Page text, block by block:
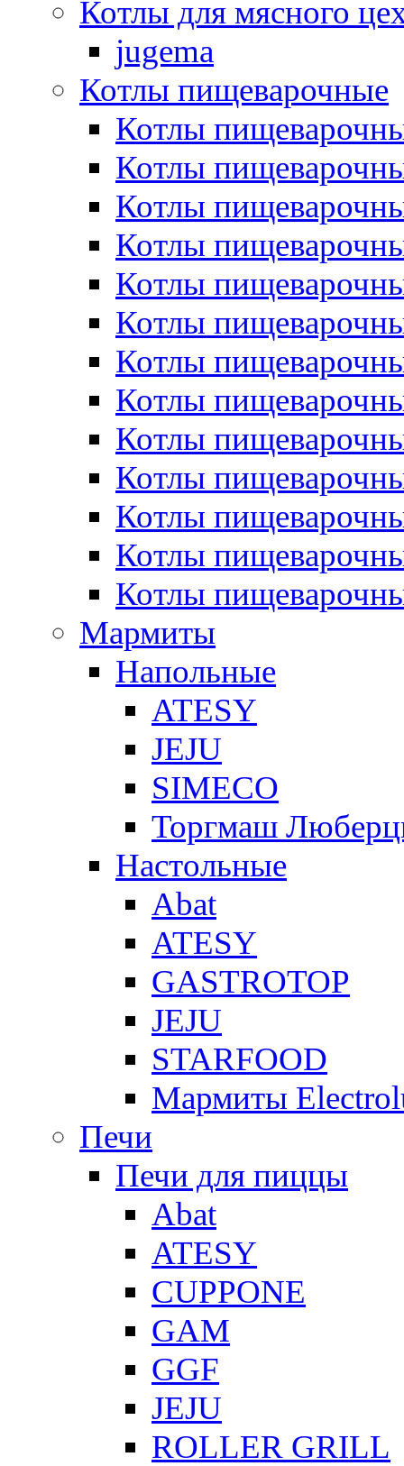
Котлы для мясного
jugema
Котлы пищеварочные
Котлы
Котлы
Котлы
Котлы
Котлы
Котлы
Котлы
Котлы
Котлы
Котлы
Котлы
Котлы
Котлы
Мармиты
Напольные
ATESY
JEJU
SIMECO
Торгмаш
Настольные
Abat
ATESY
GASTROTOP
JEJU
STARFOOD
Мармиты
Печи
Печи для пиццы
Abat
ATESY
CUPPONE
GAM
GGF
JEJU
ROLLER GRILL